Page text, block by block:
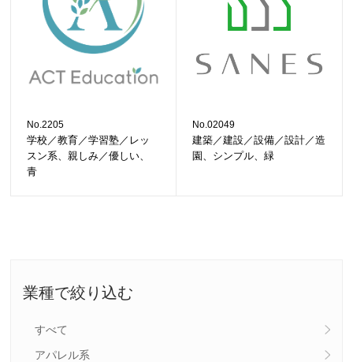
業種で絞り込む
すべて
アパレル系
No.2205
学校／教育／学習塾／レッ
スン系、親しみ／優しい、
青
No.02049
建築／建設／設備／設計／造
園、シンプル、緑